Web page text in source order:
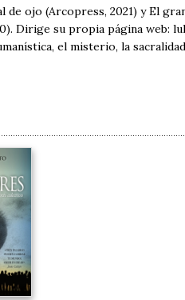
ojo (Arcopress, 2021) y El
Dirige su propia página web:
el misterio, la